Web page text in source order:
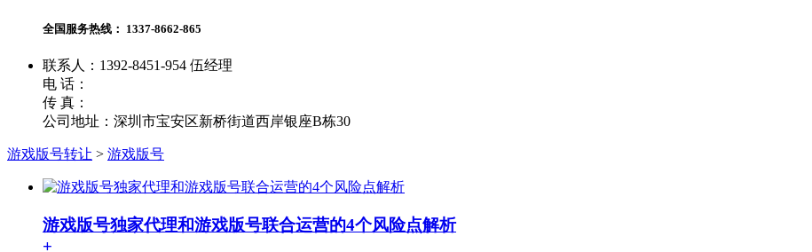
全国服务热线： 1337-8662-865
联系人：1392-8451-954 伍经理
电 话：
传 真：
公司地址：深圳市宝安区新桥街道西岸银座B栋30
游戏版号转让 > 游戏版号
游戏版号独家代理和游戏版号联合运营的4个风险点解析
+